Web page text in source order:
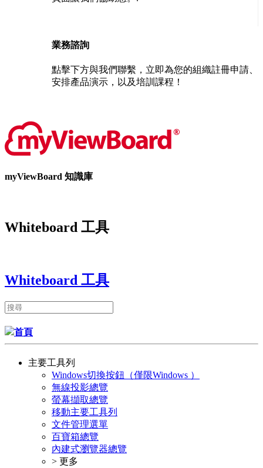
業務諮詢
點擊下方與我們聯繫，立即為您的組織註冊申請、
安排產品演示，以及培訓課程！
myViewBoard 知識庫
Whiteboard 工具
Whiteboard 工具
首頁
主要工具列
Windows切換按鈕（僅限Windows ）
無線投影總覽
螢幕擷取總覽
移動主要工具列
文件管理選單
百寶箱總覽
內建式瀏覽器總覽
> 更多